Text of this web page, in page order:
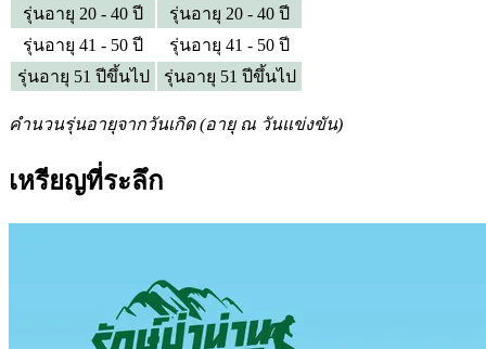
รุ่นอายุ 20 - 40 ปี
รุ่นอายุ 20 - 40 ปี
รุ่นอายุ 41 - 50 ปี
รุ่นอายุ 41 - 50 ปี
รุ่นอายุ 51 ปีขึ้นไป
รุ่นอายุ 51 ปีขึ้นไป
คำนวนรุ่นอายุจากวันเกิด (อายุ ณ วันแข่งขัน)
เหรียญที่ระลึก